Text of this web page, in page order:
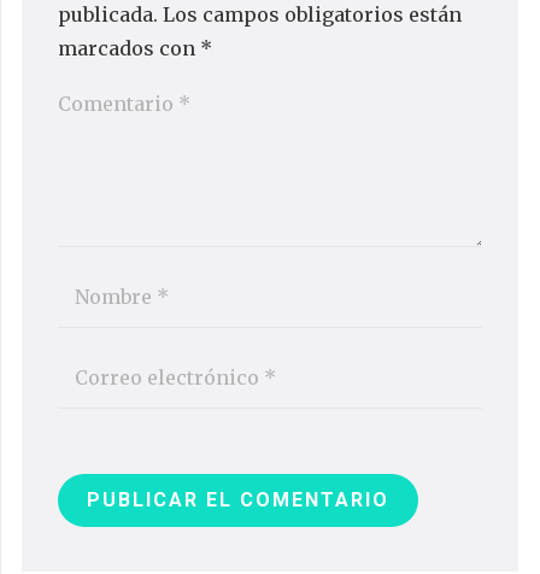
publicada. Los campos obligatorios están
marcados con *
PUBLICAR EL COMENTARIO